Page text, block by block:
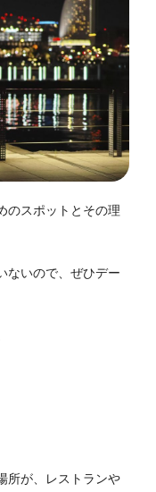
のスポットとその理
ないので、ぜひデー
所が、レストランや